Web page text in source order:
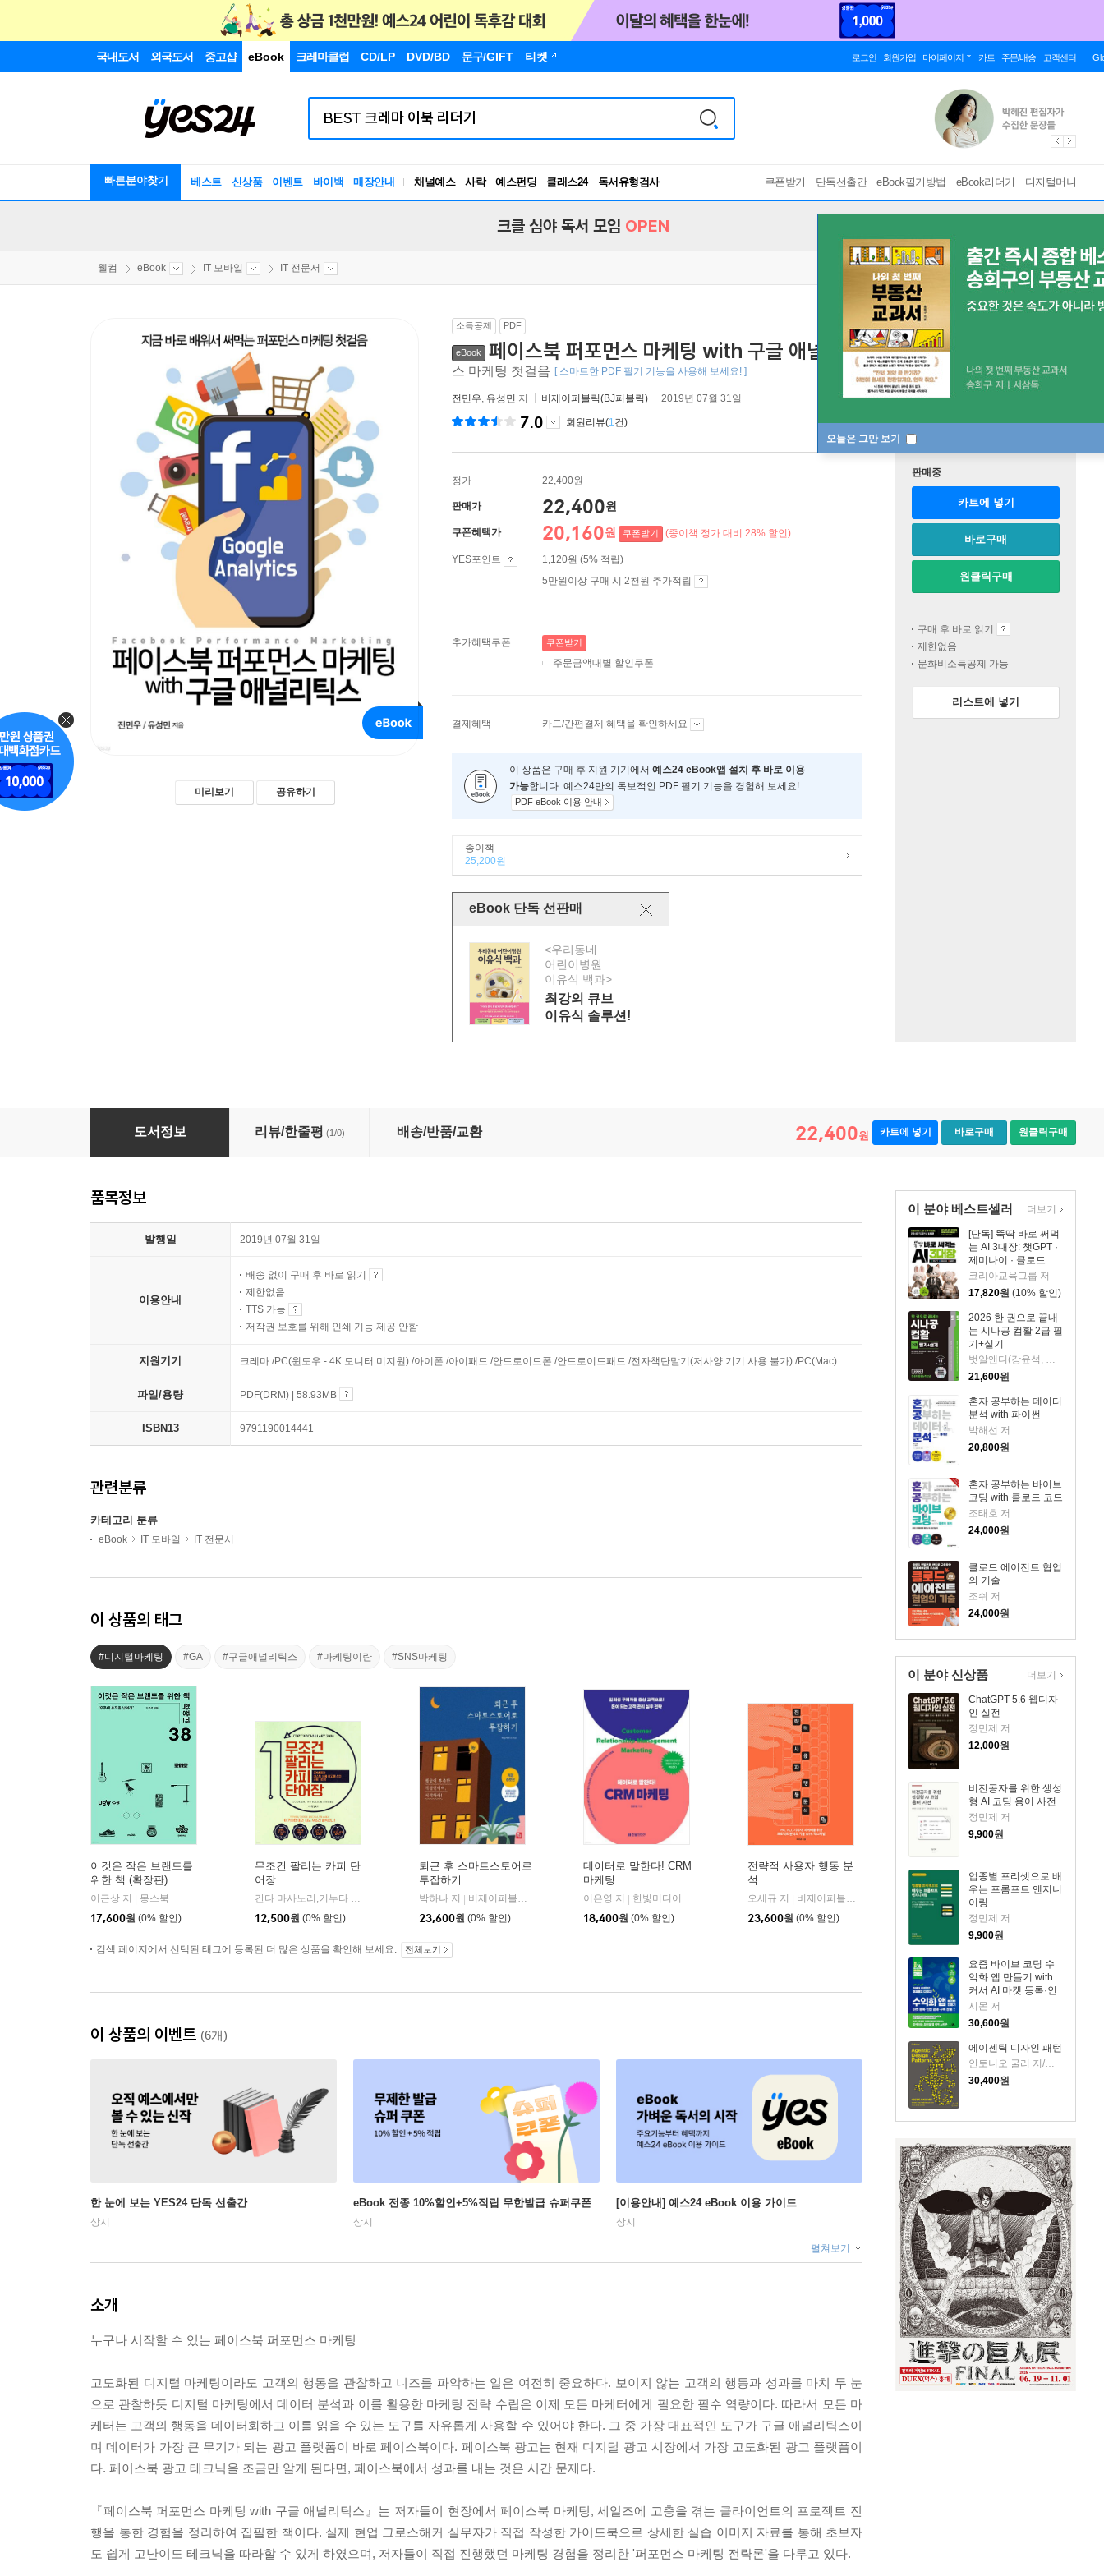
국내도서 외국도서 중고샵 eBook 크레마클럽 CD/LP DVD/BD 문구/GIFT 티켓 로그인 회원가입 마이페이지 카트 주문/배송 고객센터
빠른분야찾기 베스트 신상품 이벤트 바이백 매장안내 채널예스 사락 예스펀딩 클래스24
RBTI Lab
독서유형검사
쿠폰받기 단독선출간 eBook필기방법 eBook리더기 디지털머니
오늘은 그만 보기
크클 심야 독서 모임 OPEN
웰컴 eBook IT 모바일 IT 전문서
미리보기 공유하기
소득공제 PDF
eBook 페이스북 퍼포먼스 마케팅 with 구글 애널리틱스 지금 바로 배워서 써먹는 퍼포먼
스 마케팅 첫걸음 [ 스마트한 PDF 필기 기능을 사용해 보세요! ]
전민우, 유성민 저 비제이퍼블릭(BJ퍼블릭) 2019년 07월 31일
7.0 회원리뷰(1건)
정가 22,400원
판매가 22,400원
쿠폰혜택가 20,160원 쿠폰받기 (종이책 정가 대비 28% 할인)
YES포인트
1,120원 (5% 적립)
5만원이상 구매 시 2천원 추가적립
추가혜택쿠폰 쿠폰받기
주문금액대별 할인쿠폰
결제혜택 카드/간편결제 혜택을 확인하세요
이 상품은 구매 후 지원 기기에서 예스24 eBook앱 설치 후 바로 이용
가능합니다. 예스24만의 독보적인 PDF 필기 기능을 경험해 보세요!
PDF eBook 이용 안내
종이책
25,200원
eBook 단독 선판매
<우리동네
어린이병원
이유식 백과>
최강의 큐브
이유식 솔루션!
판매중
카트에 넣기
바로구매
원클릭구매
구매 후 바로 읽기
제한없음
문화비소득공제 가능
리스트에 넣기
페이스북 퍼포먼스 마케팅 with 구글 애널리틱스
도서정보 리뷰/한줄평 (1/0) 배송/반품/교환 22,400원 카트에 넣기 바로구매 원클릭구매
이 분야 베스트셀러
[단독] 뚝딱 바로 써먹
는 AI 3대장: 챗GPT ·
제미나이 · 클로드
코리아교육그룹 저
17,820원 (10% 할인)
2026 한 권으로 끝내
는 시나공 컴활 2급 필
기+실기
벗알앤디(강윤석, 김용갑, 김우경, 김종일) 저
21,600원
혼자 공부하는 데이터
분석 with 파이썬
박해선 저
20,800원
혼자 공부하는 바이브
코딩 with 클로드 코드
조태호 저
24,000원
클로드 에이전트 협업
의 기술
조쉬 저
24,000원
더보기
이 분야 신상품
ChatGPT 5.6 웹디자
인 실전
정민제 저
12,000원
비전공자를 위한 생성
형 AI 코딩 용어 사전
정민제 저
9,900원
업종별 프리셋으로 배
우는 프롬프트 엔지니
어링
정민제 저
9,900원
요즘 바이브 코딩 수
익화 앱 만들기 with
커서 AI 마켓 등록·인
앱 결제·구독 상품
시몬 저
30,600원
에이젠틱 디자인 패턴
안토니오 굴리 저/조진욱 역
30,400원
더보기
품목정보
발행일 2019년 07월 31일
이용안내
배송 없이 구매 후 바로 읽기
제한없음
TTS 가능
저작권 보호를 위해 인쇄 기능 제공 안함
지원기기 크레마 /PC(윈도우 - 4K 모니터 미지원) /아이폰 /아이패드 /안드로이드폰 /안드로이드패드 /전자책단말기(저사양 기기 사용 불가) /PC(Mac)
파일/용량 PDF(DRM) | 58.93MB
ISBN13 9791190014441
관련분류
카테고리 분류
eBook IT 모바일 IT 전문서
이 상품의 태그
#디지털마케팅 #GA #구글애널리틱스 #마케팅이란 #SNS마케팅
이것은 작은 브랜드를
위한 책 (확장판)
이근상 저
몽스북
17,600원 (0% 할인)
무조건 팔리는 카피 단
어장
간다 마사노리,기누타 쥰이치 저/이주희 역 | 동양북스(동양books)
12,500원 (0% 할인)
퇴근 후 스마트스토어로
투잡하기
박하나 저
비제이퍼블릭(BJ퍼블릭)
23,600원 (0% 할인)
데이터로 말한다! CRM
마케팅
이은영 저
한빛미디어
18,400원 (0% 할인)
전략적 사용자 행동 분
석
오세규 저
비제이퍼블릭(BJ퍼블릭)
23,600원 (0% 할인)
검색 페이지에서 선택된 태그에 등록된 더 많은 상품을 확인해 보세요. 전체보기
이 상품의 이벤트 (6개)
한 눈에 보는 YES24 단독 선출간
상시
eBook 전종 10%할인+5%적립 무한발급 슈퍼쿠폰
상시
[이용안내] 예스24 eBook 이용 가이드
상시
펼쳐보기
소개
누구나 시작할 수 있는 페이스북 퍼포먼스 마케팅
고도화된 디지털 마케팅이라도 고객의 행동을 관찰하고 니즈를 파악하는 일은 여전히 중요하다. 보이지 않는 고객의 행동과 성과를 마치 두 눈
으로 관찰하듯 디지털 마케팅에서 데이터 분석과 이를 활용한 마케팅 전략 수립은 이제 모든 마케터에게 필요한 필수 역량이다. 따라서 모든 마
케터는 고객의 행동을 데이터화하고 이를 읽을 수 있는 도구를 자유롭게 사용할 수 있어야 한다. 그 중 가장 대표적인 도구가 구글 애널리틱스이
며 데이터가 가장 큰 무기가 되는 광고 플랫폼이 바로 페이스북이다. 페이스북 광고는 현재 디지털 광고 시장에서 가장 고도화된 광고 플랫폼이
다. 페이스북 광고 테크닉을 조금만 알게 된다면, 페이스북에서 성과를 내는 것은 시간 문제다.
『페이스북 퍼포먼스 마케팅 with 구글 애널리틱스』는 저자들이 현장에서 페이스북 마케팅, 세일즈에 고충을 겪는 클라이언트의 프로젝트 진
행을 통한 경험을 정리하여 집필한 책이다. 실제 현업 그로스해커 실무자가 직접 작성한 가이드북으로 상세한 실습 이미지 자료를 통해 초보자
도 쉽게 고난이도 테크닉을 따라할 수 있게 하였으며, 저자들이 직접 진행했던 마케팅 경험을 정리한 '퍼포먼스 마케팅 전략론'을 다루고 있다.